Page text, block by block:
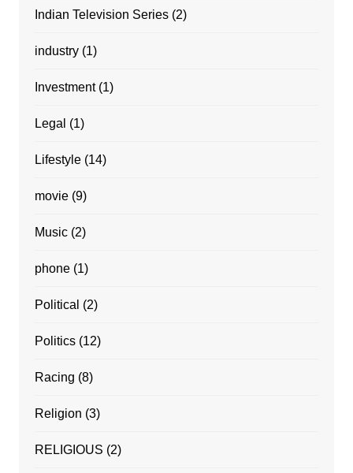
Indian Television Series(2)
industry(1)
Investment(1)
Legal (1)
Lifestyle(14)
movie(9)
Music(2)
phone(1)
Political (2)
Politics(12)
Racing (8)
Religion (3)
RELIGIOUS (2)